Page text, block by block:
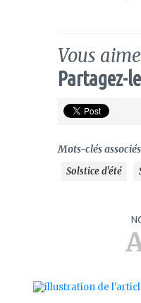
Vous
Partagez-
Mots-clés
Solstice d'été